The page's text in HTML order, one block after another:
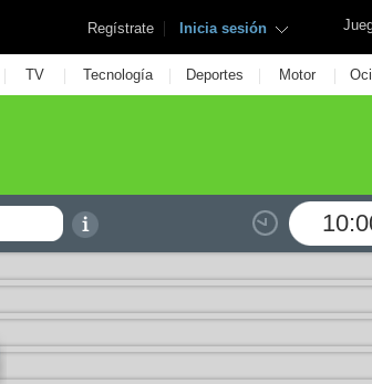
Regístrate | Inicia sesión
| TV | Tecnología | Deportes | Motor |